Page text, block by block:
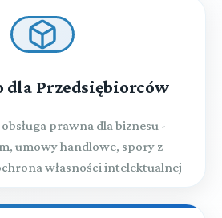
dla Przedsiębiorców
prawna dla biznesu -
umowy handlowe, spory z
własności intelektualnej